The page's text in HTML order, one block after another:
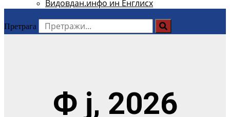
Видовдан.инфо ин Енглисх
Претрага
Ф ј, 2026